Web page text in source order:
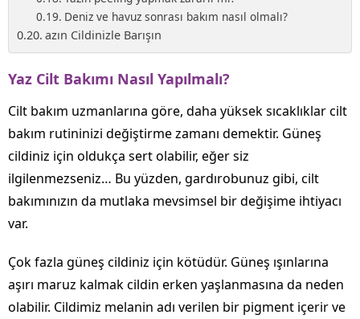
Deniz ve havuz sonrası bakım nasıl olmalı?
azın Cildinizle Barışın
Yaz Cilt Bakımı Nasıl Yapılmalı?
Cilt bakım uzmanlarına göre, daha yüksek sıcaklıklar cilt
bakım rutininizi değiştirme zamanı demektir. Güneş
cildiniz için oldukça sert olabilir, eğer siz
ilgilenmezseniz… Bu yüzden, gardırobunuz gibi, cilt
bakımınızın da mutlaka mevsimsel bir değişime ihtiyacı
var.
Çok fazla güneş cildiniz için kötüdür. Güneş ışınlarına
aşırı maruz kalmak cildin erken yaşlanmasına da neden
olabilir. Cildimiz melanin adı verilen bir pigment içerir ve